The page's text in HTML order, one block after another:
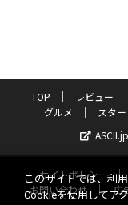
TOP レビュー
グルメ
スタ
ASCII.jp
サイトポリシー
お問い合わせ
広
このサイトでは、利
Cookieを使用してア